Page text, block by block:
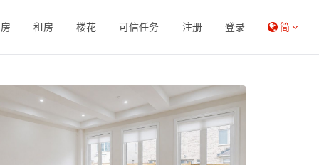
租房 楼花 可信任务 注册 登录 简